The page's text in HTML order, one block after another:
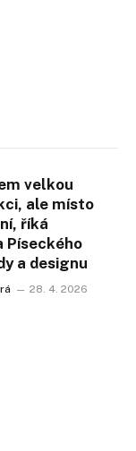
velkou
ale místo
říká
Píseckého
a designu
28. 4. 2026